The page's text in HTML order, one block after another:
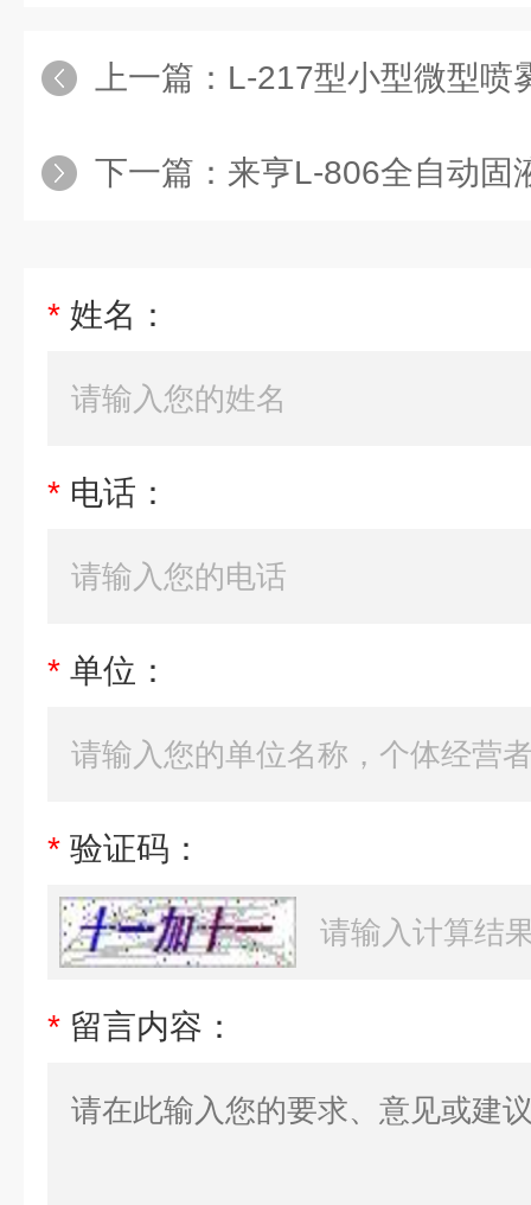
上一篇： L-217型小型微型喷
下一篇： 来亨L-806全自动固
* 姓名：
* 电话：
* 单位：
* 验证码：
* 留言内容：